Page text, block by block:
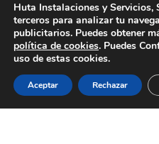
Creado por
Huta Instalaciones y
terceros para analizar tu
publicitarios. Puedes obtener
política de cookies. Puedes
uso de estas cookies.
Aceptar Rechazar